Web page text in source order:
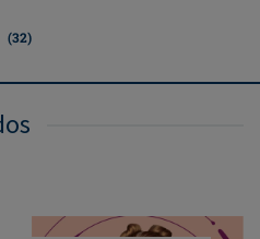
(32)